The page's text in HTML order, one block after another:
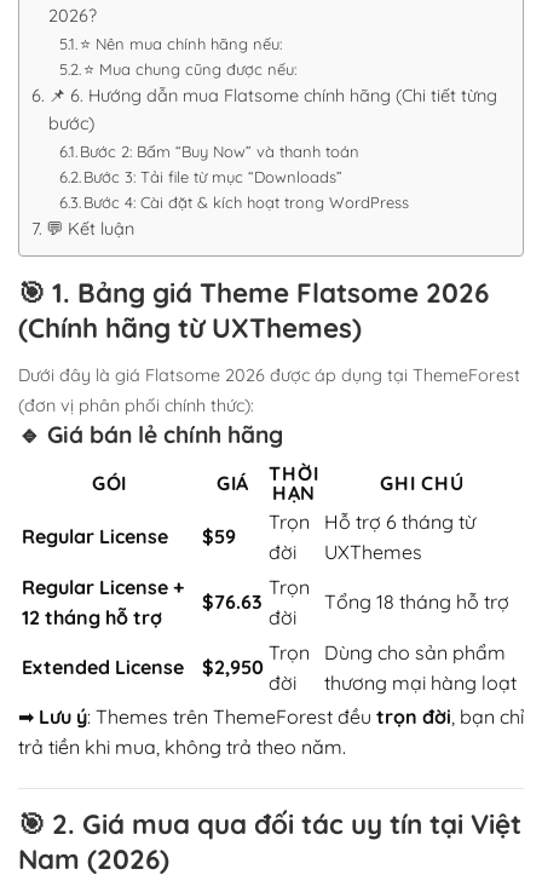
2026?
⭐ Nên mua chính hãng nếu:
⭐ Mua chung cũng được nếu:
📌 6. Hướng dẫn mua Flatsome chính hãng (Chi tiết từng
bước)
Bước 2: Bấm “Buy Now” và thanh toán
Bước 3: Tải file từ mục “Downloads”
Bước 4: Cài đặt & kích hoạt trong WordPress
💬 Kết luận
🎯 1. Bảng giá Theme Flatsome 2026
(Chính hãng từ UXThemes)
Dưới đây là giá Flatsome 2026 được áp dụng tại ThemeForest
(đơn vị phân phối chính thức):
🔹 Giá bán lẻ chính hãng
GÓI GIÁ
THỜI
HẠN
GHI CHÚ
Regular License $59
Trọn
đời
Hỗ trợ 6 tháng từ
UXThemes
Regular License +
12 tháng hỗ trợ
$76.63
Trọn
đời
Tổng 18 tháng hỗ trợ
Extended License $2,950
Trọn
đời
Dùng cho sản phẩm
thương mại hàng loạt
➡ Lưu ý: Themes trên ThemeForest đều trọn đời, bạn chỉ
trả tiền khi mua, không trả theo năm.
🎯 2. Giá mua qua đối tác uy tín tại Việt
Nam (2026)